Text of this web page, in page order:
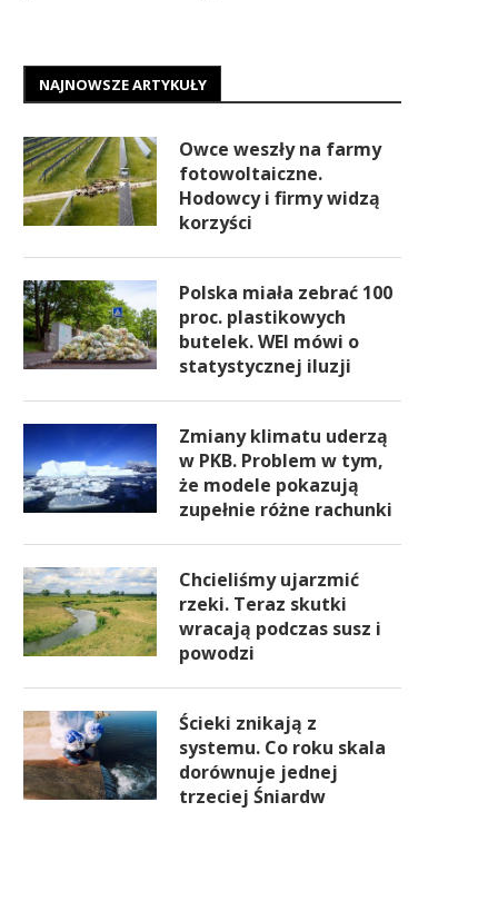
NAJNOWSZE ARTYKUŁY
Owce weszły na farmy
fotowoltaiczne.
Hodowcy i firmy widzą
korzyści
Polska miała zebrać 100
proc. plastikowych
butelek. WEI mówi o
statystycznej iluzji
Zmiany klimatu uderzą
w PKB. Problem w tym,
że modele pokazują
zupełnie różne rachunki
Chcieliśmy ujarzmić
rzeki. Teraz skutki
wracają podczas susz i
powodzi
Ścieki znikają z
systemu. Co roku skala
dorównuje jednej
trzeciej Śniardw